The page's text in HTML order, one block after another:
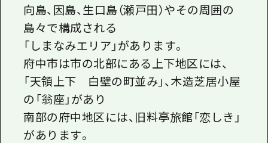
ガイドブック
広島県の魅力を動画でご紹介！
よくあるご質問
メディア掲載情報
フォトダウンロード
関連リンク
向島、因島、生口島（瀬戸田）やその周囲の
島々で構成される
「しまなみエリア」があります。
府中市は市の北部にある上下地区には、
「天領上下 白壁の町並み」、木造芝居小屋
の「翁座」があり
南部の府中地区には、旧料亭旅館「恋しき」
があります。